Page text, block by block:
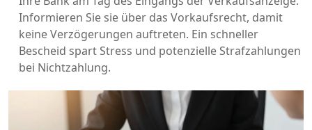
Informieren Sie sie über das Vorkaufsrecht, damit
keine Verzögerungen auftreten. Ein schneller
Bescheid spart Stress und potenzielle Strafzahlungen
bei Nichtzahlung.